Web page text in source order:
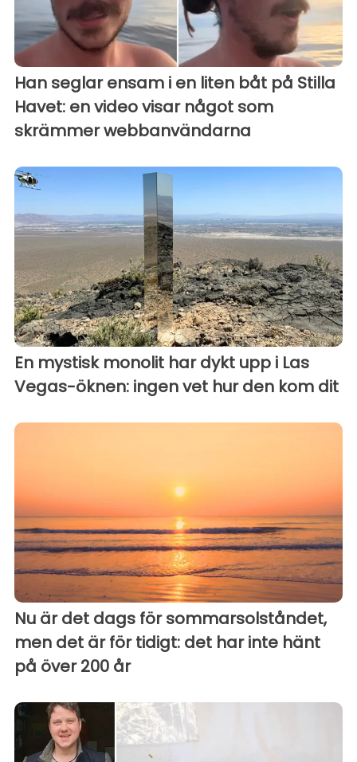
Han seglar ensam i en liten båt på Stilla
Havet: en video visar något som
skrämmer webbanvändarna
En mystisk monolit har dykt upp i Las
Vegas-öknen: ingen vet hur den kom dit
Nu är det dags för sommarsolståndet,
men det är för tidigt: det har inte hänt
på över 200 år